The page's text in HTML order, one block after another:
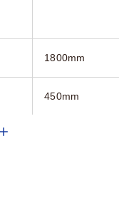
1800mm
450mm